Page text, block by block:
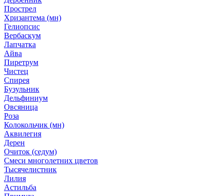
Прострел
Хризантема (мн)
Гелиопсис
Вербаскум
Лапчатка
Айва
Пиретрум
Чистец
Спирея
Бузульник
Дельфиниум
Овсяница
Роза
Колокольчик (мн)
Аквилегия
Дерен
Очиток (седум)
Смеси многолетних цветов
Тысячелистник
Лилия
Астильба